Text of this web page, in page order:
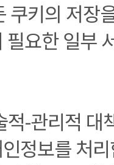
쿠키의 저장
요한 일부
적-관리적 대
정보를 처